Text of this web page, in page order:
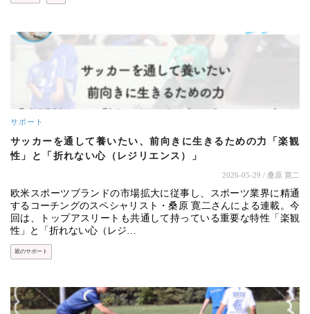
サポート
サッカーを通して養いたい、前向きに生きるための力「楽観
性」と「折れない心（レジリエンス）」
2026-05-29 / 桑原 寛二
欧米スポーツブランドの市場拡大に従事し、スポーツ業界に精通
するコーチングのスペシャリスト・桑原 寛二さんによる連載。今
回は、トップアスリートも共通して持っている重要な特性「楽観
性」と「折れない心（レジ…
親のサポート